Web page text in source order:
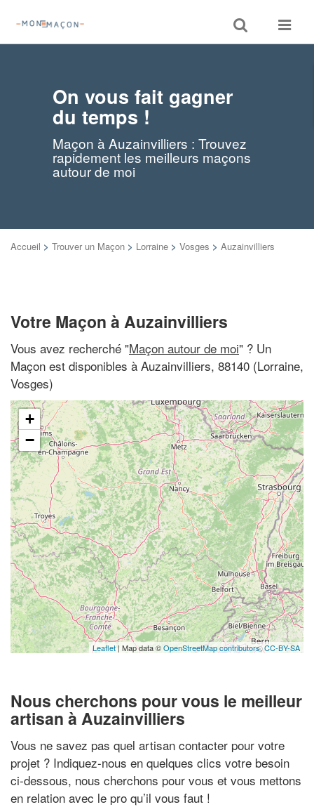
Toggle
search
Toggle
On vous fait gagner
du temps !
Maçon à Auzainvilliers : Trouvez
rapidement les meilleurs maçons
autour de moi
Accueil > Trouver un Maçon > Lorraine > Vosges > Auzainvilliers
Votre Maçon à Auzainvilliers
Vous avez recherché "Maçon autour de moi" ? Un
Maçon est disponibles à Auzainvilliers, 88140 (Lorraine,
Vosges)
+
−
Leaflet | Map data ©OpenStreetMap contributors,CC-BY-SA
Nous cherchons pour vous le meilleur
artisan à Auzainvilliers
Vous ne savez pas quel artisan contacter pour votre
projet ? Indiquez-nous en quelques clics votre besoin
ci-dessous, nous cherchons pour vous et vous mettons
en relation avec le pro qu’il vous faut !